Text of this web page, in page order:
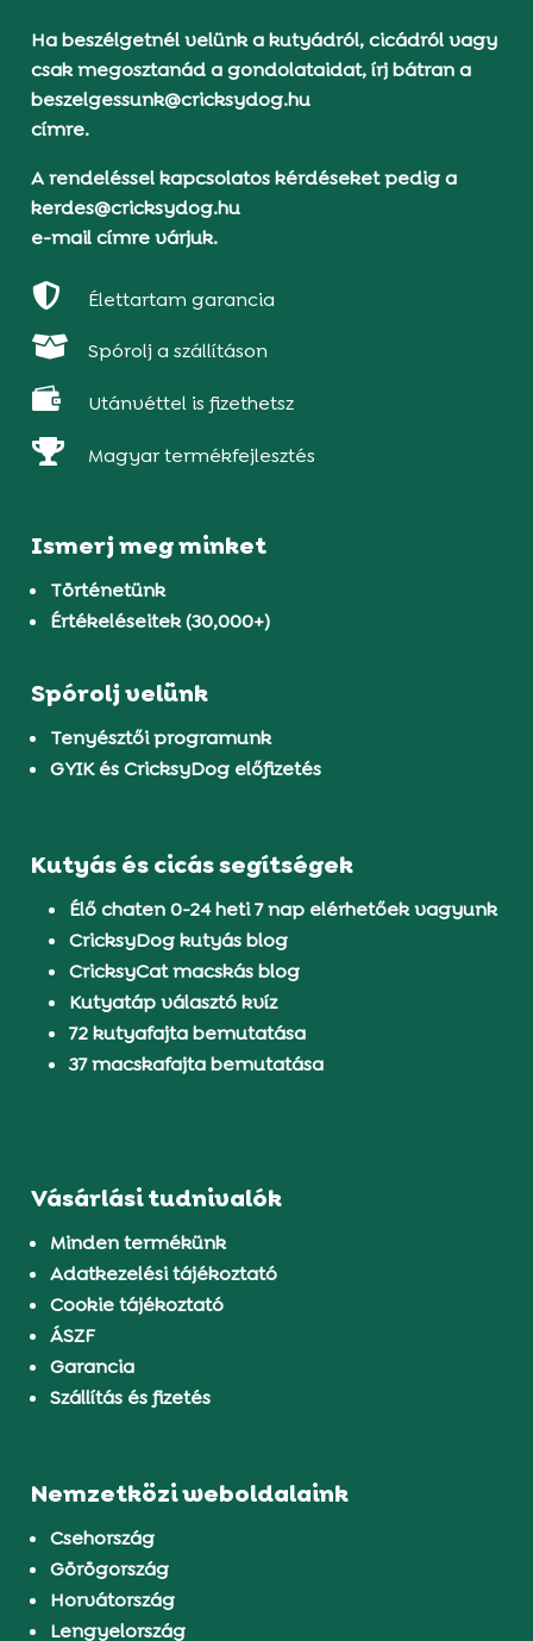
Ha beszélgetnél velünk a kutyádról, cicádról vagy
csak megosztanád a gondolataidat, írj bátran a
beszelgessunk@cricksydog.hu
címre.
A rendeléssel kapcsolatos kérdéseket pedig a
kerdes@cricksydog.hu
e-mail címre várjuk.
 Élettartam garancia
 Spórolj a szállításon
 Utánvéttel is fizethetsz
 Magyar termékfejlesztés
Ismerj meg minket
Történetünk
Értékeléseitek (30,000+)
Spórolj velünk
Tenyésztői programunk
GYIK és CricksyDog előfizetés
Kutyás és cicás segítségek
Élő chaten 0-24 heti 7 nap elérhetőek vagyunk
CricksyDog kutyás blog
CricksyCat macskás blog
Kutyatáp választó kvíz
72 kutyafajta bemutatása
37 macskafajta bemutatása
Vásárlási tudnivalók
Minden termékünk
Adatkezelési tájékoztató
Cookie tájékoztató
ÁSZF
Garancia
Szállítás és fizetés
Nemzetközi weboldalaink
Csehország
Görögország
Horvátország
Lengyelország